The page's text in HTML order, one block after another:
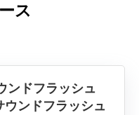
ス
ンドフラッシュ
ンドフラッシュ